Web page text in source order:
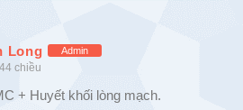
Long Admin
chiều
+ Huyết khối lòng mạch.